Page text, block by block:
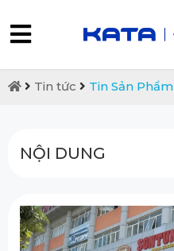
Tin tức Tin Sản Phẩm
NỘI DUNG